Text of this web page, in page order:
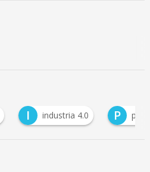
I industria 4.0 P pmi